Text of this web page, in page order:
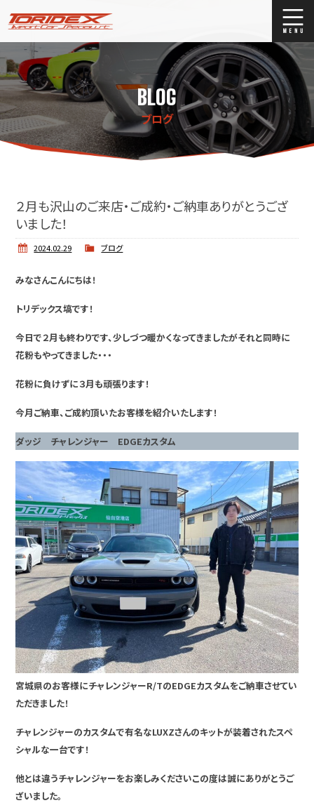
ブログ
Stock list
ストックリスト
買取
BLOG
ブログ
２月も沢山のご来店・ご成約・ご納車ありがとうござ
いました！
2024.02.29 ブログ
みなさんこんにちは！
トリデックス塙です！
今日で２月も終わりです、少しづつ暖かくなってきましたがそれと同時に
花粉もやってきました・・・
花粉に負けずに３月も頑張ります！
今月ご納車、ご成約頂いたお客様を紹介いたします！
ダッジ チャレンジャー EDGEカスタム
宮城県のお客様にチャレンジャーR/TのEDGEカスタムをご納車させてい
ただきました！
チャレンジャーのカスタムで有名なLUXZさんのキットが装着されたスペ
シャルな一台です！
他とは違うチャレンジャーをお楽しみくださいこの度は誠にありがとうご
ざいました。